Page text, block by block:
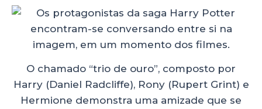
O chamado “trio de ouro”, composto por
Harry (Daniel Radcliffe), Rony (Rupert Grint) e
Hermione demonstra uma amizade que se